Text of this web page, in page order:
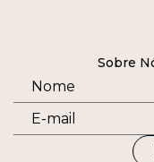
Sobre